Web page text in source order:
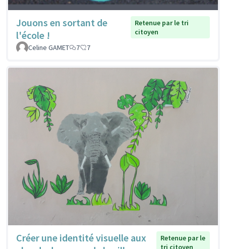
Jouons en sortant de
l'école !
Retenue par le tri
citoyen
Celine GAMET
7 7
Créer une identité visuelle aux
Retenue par le
tri citoyen